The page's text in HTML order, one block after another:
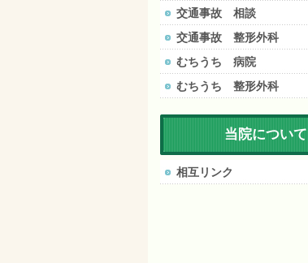
交通事故 相談
交通事故 整形外科
むちうち 病院
むちうち 整形外科
当院について
相互リンク